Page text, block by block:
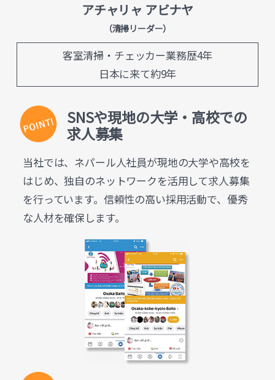
アチャリャ アビナヤ
（清掃リーダー）
客室清掃・チェッカー業務歴4年
日本に来て約9年
SNSや現地の大学・高校での
求人募集
当社では、ネパール人社員が現地の大学や高校を
はじめ、独自のネットワークを活用して求人募集
を行っています。信頼性の高い採用活動で、優秀
な人材を確保します。